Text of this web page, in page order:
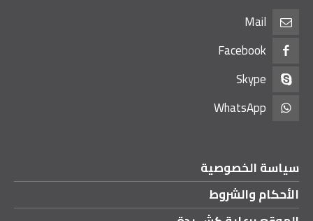
Mail
Facebook
Skype
WhatsApp
سياسة الخصوصية
الأحكام والشروط